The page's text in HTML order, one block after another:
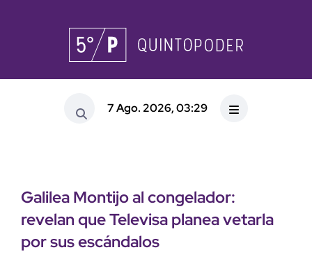
7 Ago. 2026, 03:29
Galilea Montijo al congelador:
revelan que Televisa planea vetarla
por sus escándalos